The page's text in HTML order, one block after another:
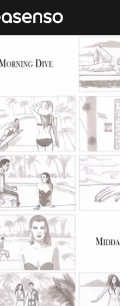
CONTENU PRINCIPAL
BAS DE PAGE